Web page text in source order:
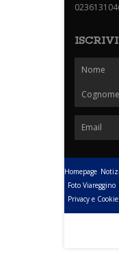
Homepage
Foto Viareggino
Privacy e